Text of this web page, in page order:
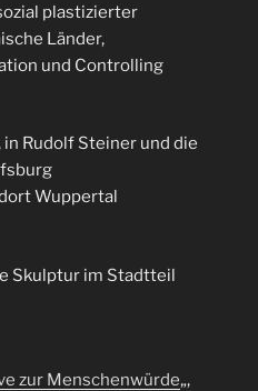
plastizierter
Länder,
und Controlling
Rudolf Steiner und die
Wuppertal
Skulptur im Stadtteil
zur Menschenwürde„,